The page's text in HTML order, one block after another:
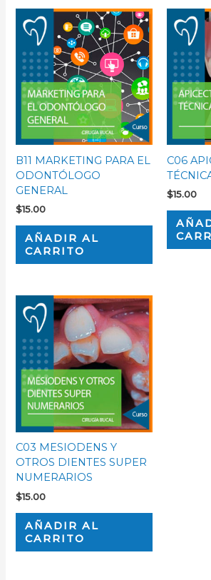
B11 MARKETING PARA EL
ODONTÓLOGO
GENERAL
$15.00
AÑADIR AL
CARRITO
C06
$15.00
C03 MESIODENS Y
OTROS DIENTES SUPER
NUMERARIOS
$15.00
AÑADIR AL
CARRITO